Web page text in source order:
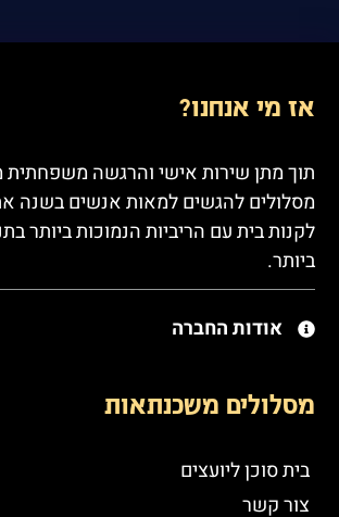
אז מי אנחנו?
תוך מתן שירות אישי והרגשה
מסלולים להגשים למאות אנשים בשנה
לקנות בית עם הריביות הנמוכות ביותר
ביותר.
אודות החברה
מסלולים משכנתאות
בית סוכן ליועצים
צור קשר